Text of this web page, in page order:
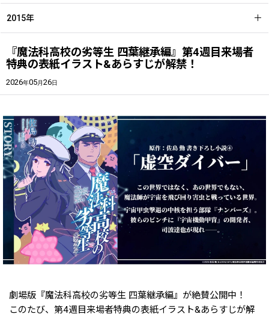
『魔法科⾼校の劣等⽣ 四葉継承編』第4週目来場者
特典の表紙イラスト&あらすじが解禁！
2026年05月26日
劇場版『魔法科⾼校の劣等⽣ 四葉継承編』が絶賛公開中！
このたび、第4週目来場者特典の表紙イラスト&あらすじが解
2015年